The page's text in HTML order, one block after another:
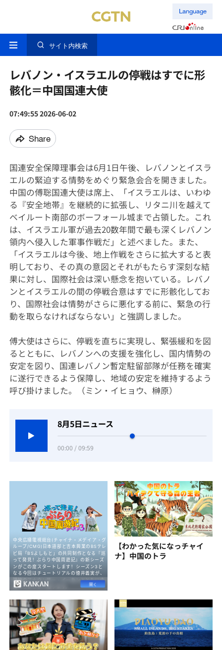
Language
サイト内検索
レバノン・イスラエルの停戦はすでに形
骸化＝中国国連大使
07:49:55 2026-06-02
Share
国連安全保障理事会は6月1日午後、レバノンとイスラ
エルの緊迫する情勢をめぐり緊急会合を開きました。
中国の傅聡国連大使は席上、「イスラエルは、いわゆ
る『安全地帯』を継続的に拡張し、リタニ川を越えて
ベイルート南部のボーフォール城まで占領した。これ
は、イスラエル軍が過去20数年間で最も深くレバノン
領内へ侵入した軍事作戦だ」と述べました。また、
「イスラエルは今後、地上作戦をさらに拡大すると表
明しており、その真の意図とそれがもたらす深刻な結
果に対し、国際社会は深い懸念を抱いている。レバノ
ンとイスラエルの間の停戦合意はすでに形骸化してお
り、国際社会は情勢がさらに悪化する前に、緊急の行
動を取らなければならない」と強調しました。
傅大使はさらに、停戦を直ちに実現し、緊張緩和を図
るとともに、レバノンへの支援を強化し、国内情勢の
安定を図り、国連レバノン暫定駐留部隊が任務を確実
に遂行できるよう保障し、地域の安定を維持するよう
呼び掛けました。（ミン・イヒョウ、榊原）
8月5日ニュース
00:00 / 09:59
【わかった気になっチャイ
ナ】中国のトラ